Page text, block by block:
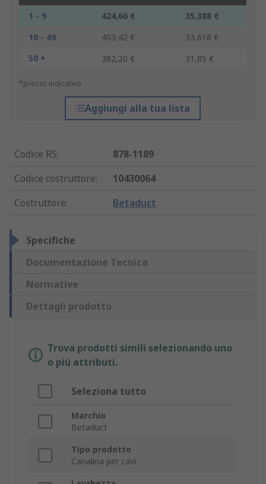
1 - 9 424,66 €
35,388 €
10 - 49
403,42 €
33,618 €
50 +
382,20 € 31,85 €
*prezzo indicativo
Aggiungi alla tua lista
Codice RS:
878-1189
Codice costruttore:
10430064
Costruttore: Betaduct
Specifiche
Documentazione Tecnica
Normative
Dettagli prodotto
Trova prodotti simili selezionando uno
o più attributi.
Seleziona tutto
Marchio
Betaduct
Tipo prodotto
Canalina per cavi